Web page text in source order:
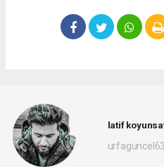
latif